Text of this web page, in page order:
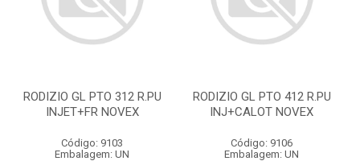
RODIZIO GL PTO 312 R.PU
INJET+FR NOVEX
Código: 9103
Embalagem: UN
RODIZIO GL PTO 412 R.PU
INJ+CALOT NOVEX
Código: 9106
Embalagem: UN